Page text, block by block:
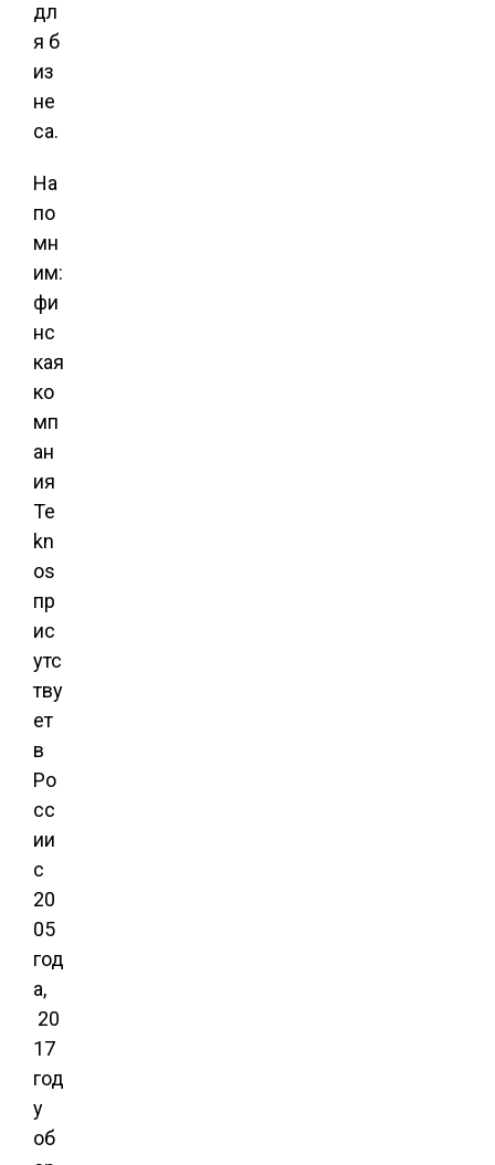
дл
я б
из
не
са.
На
по
мн
им:
фи
нс
кая
ко
мп
ан
ия
Te
kn
os
пр
ис
утс
тву
ет
в
Ро
сс
ии
с
20
05
год
а,
20
17
год
у
об